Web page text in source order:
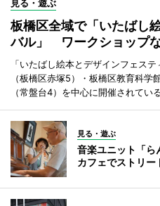
見る・遊ぶ
板橋区全域で「いたばし
バル」 ワークショップ
「いたばし絵本とデザインフェス
（板橋区赤塚5）・板橋区教育科
（常盤台4）を中心に開催されている
見る・遊ぶ
音楽ユニット「ら
カフェでストリー